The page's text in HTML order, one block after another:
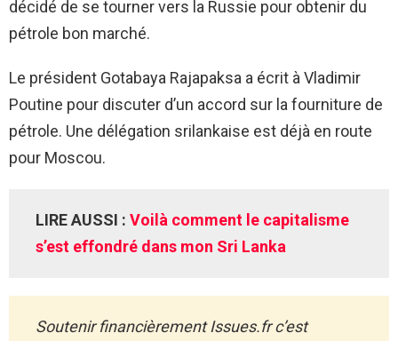
décidé de se tourner vers la Russie pour obtenir du
pétrole bon marché.
Le président Gotabaya Rajapaksa a écrit à Vladimir
Poutine pour discuter d’un accord sur la fourniture de
pétrole. Une délégation srilankaise est déjà en route
pour Moscou.
LIRE AUSSI : Voilà comment le capitalisme
s’est effondré dans mon Sri Lanka
Soutenir financièrement Issues.fr c’est